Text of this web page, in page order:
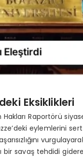
Eksiklikleri
Hakları Raportörü
eylemlerini
bir savaş tehdidi